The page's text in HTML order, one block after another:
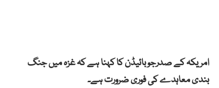
امریکہ کے صدرجوبائیڈن کا کہنا ہے کہ غزہ میں جنگ
بندی معاہدے کی فوری ضرورت ہے۔